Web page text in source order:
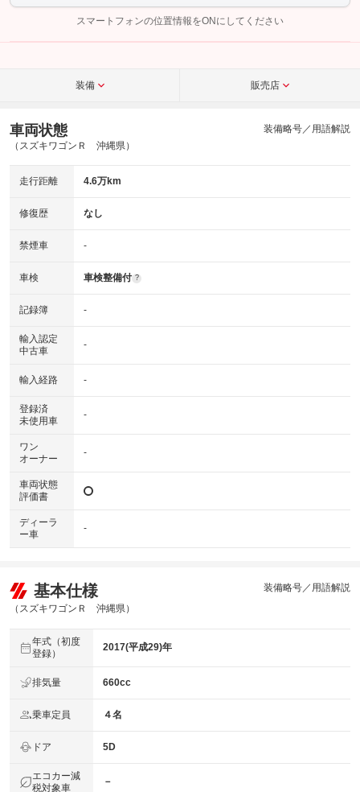
完了してください。
こちら
スマートフォンの位置情報をONにしてください
装備 販売店
車両状態
（スズキワゴンＲ 沖縄県）
装備略号／用語解説
走行距離 4.6万km
修復歴 なし
禁煙車 -
車検 車検整備付 ?
記録簿 -
輸入認定
中古車
-
輸入経路 -
登録済
未使用車
-
ワン
オーナー
-
車両状態
評価書
ディーラ
ー車
-
基本仕様
（スズキワゴンＲ 沖縄県）
装備略号／用語解説
年式（初度
登録）
2017(平成29)年
排気量 660cc
乗車定員 ４名
ドア 5D
エコカー減
税対象車
－